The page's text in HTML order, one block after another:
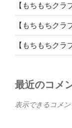
【もちもちクラ
【もちもちクラ
【もちもちクラ
最近のコメ
表示できるコメン